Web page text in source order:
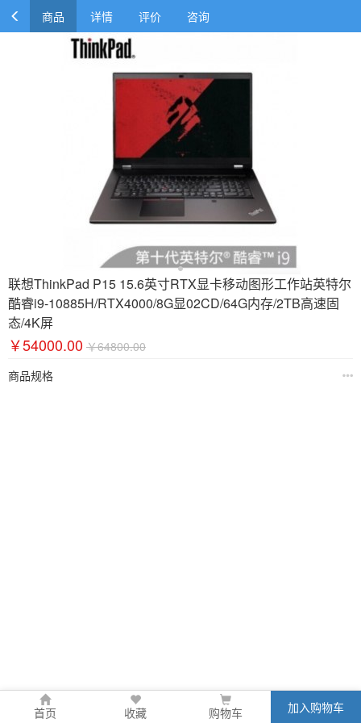
商品 详情 评价 咨询
联想ThinkPad P15 15.6英寸RTX显卡移动图形工作站英特尔
酷睿i9-10885H/RTX4000/8G显02CD/64G内存/2TB高速固
态/4K屏
￥54000.00 ￥64800.00
商品规格
首页 收藏 购物车 加入购物车